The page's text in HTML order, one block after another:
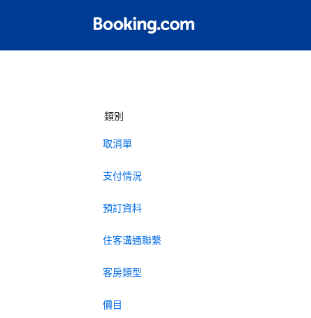
類別
取消單
支付情況
預訂資料
住客溝通聯繫
客房類型
價目